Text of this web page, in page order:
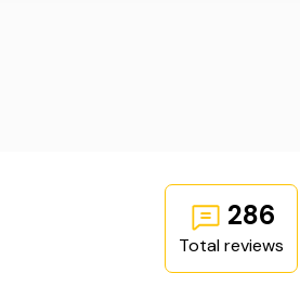
286
Total reviews